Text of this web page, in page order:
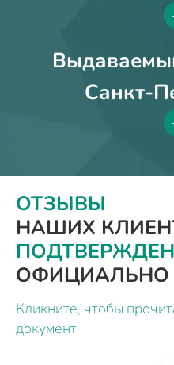
Санкт-
ОТЗЫВЫ
НАШИХ
ОФИЦИАЛЬНО
Кликните, чтобы
документ